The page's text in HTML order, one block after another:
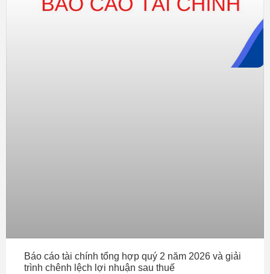
Báo cáo tài chính tổng hợp quý 2 năm 2026 và giải
trình chênh lệch lợi nhuận sau thuế